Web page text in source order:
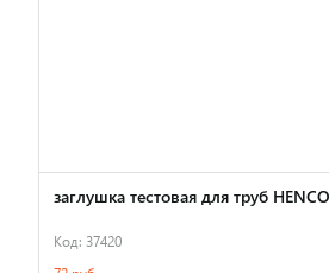
заглушка тестовая для труб
Код: 37420